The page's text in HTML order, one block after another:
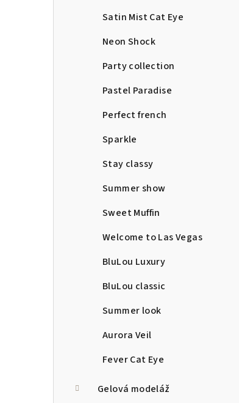
Satin Mist Cat Eye
Neon Shock
Party collection
Pastel Paradise
Perfect french
Sparkle
Stay classy
Summer show
Sweet Muffin
Welcome to Las Vegas
BluLou Luxury
BluLou classic
Summer look
Aurora Veil
Fever Cat Eye
Gelová modeláž